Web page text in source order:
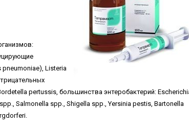
Listeria
pertussis, большинства энтеробактерий:
Salmonella spp., Shigella spp., Yersinia pestis, Bartonella